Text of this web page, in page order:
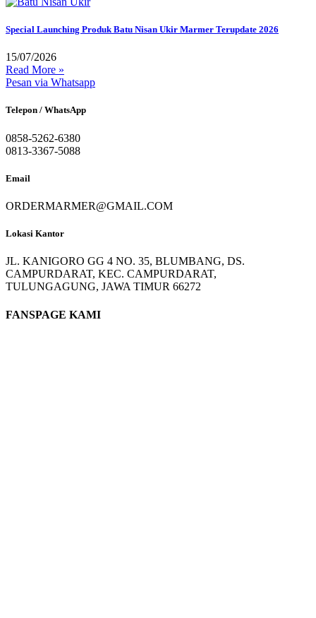
Special Launching Produk Batu Nisan Ukir Marmer Terupdate 2026
15/07/2026
Read More »
Pesan via Whatsapp
Telepon / WhatsApp
0858-5262-6380
0813-3367-5088
Email
ORDERMARMER@GMAIL.COM
Lokasi Kantor
JL. KANIGORO GG 4 NO. 35, BLUMBANG, DS.
CAMPURDARAT, KEC. CAMPURDARAT,
TULUNGAGUNG, JAWA TIMUR 66272
FANSPAGE KAMI